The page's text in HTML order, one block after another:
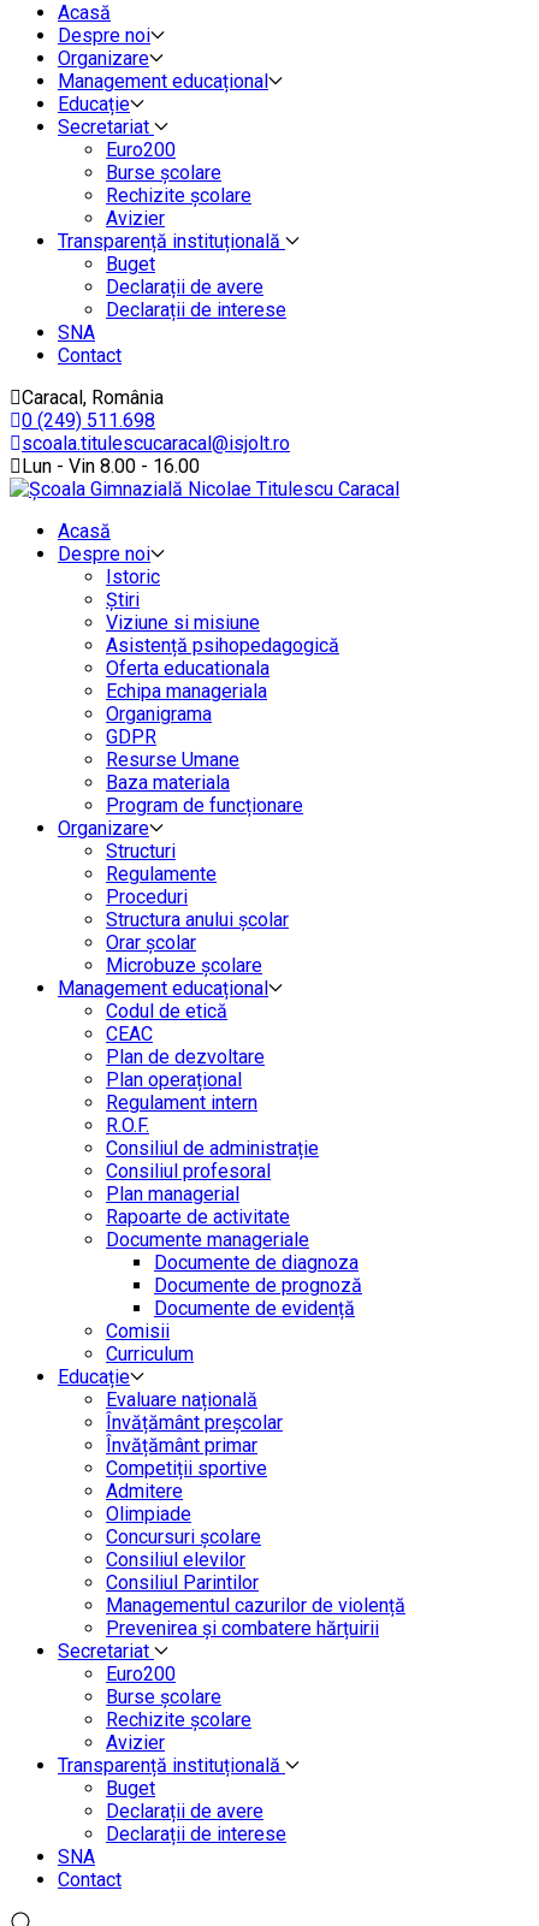
Acasă
Despre noi
Organizare
Management educațional
Educație
Secretariat
Euro200
Burse școlare
Rechizite școlare
Avizier
Transparență instituțională
Buget
Declarații de avere
Declarații de interese
SNA
Contact
Caracal, România
0 (249) 511.698
scoala.titulescucaracal@isjolt.ro
Lun - Vin 8.00 - 16.00
Acasă
Despre noi
Istoric
Știri
Viziune si misiune
Asistență psihopedagogică
Oferta educationala
Echipa manageriala
Organigrama
GDPR
Resurse Umane
Baza materiala
Program de funcționare
Organizare
Structuri
Regulamente
Proceduri
Structura anului școlar
Orar școlar
Microbuze școlare
Management educațional
Codul de etică
CEAC
Plan de dezvoltare
Plan operațional
Regulament intern
R.O.F.
Consiliul de administrație
Consiliul profesoral
Plan managerial
Rapoarte de activitate
Documente manageriale
Documente de diagnoza
Documente de prognoză
Documente de evidență
Comisii
Curriculum
Educație
Evaluare națională
Învățământ preșcolar
Învățământ primar
Competiții sportive
Admitere
Olimpiade
Concursuri școlare
Consiliul elevilor
Consiliul Parintilor
Managementul cazurilor de violență
Prevenirea și combatere hărțuirii
Secretariat
Euro200
Burse școlare
Rechizite școlare
Avizier
Transparență instituțională
Buget
Declarații de avere
Declarații de interese
SNA
Contact